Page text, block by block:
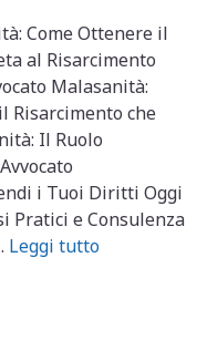
Come Ottenere il
al Risarcimento
Malasanità:
Risarcimento che
Il Ruolo
i Tuoi Diritti Oggi
Pratici e Consulenza
Leggi tutto